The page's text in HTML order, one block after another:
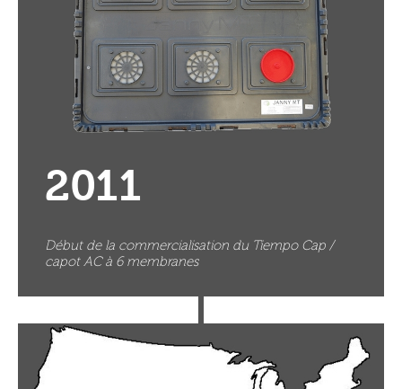
2011
Début de la commercialisation du Tiempo Cap /
capot AC à 6 membranes